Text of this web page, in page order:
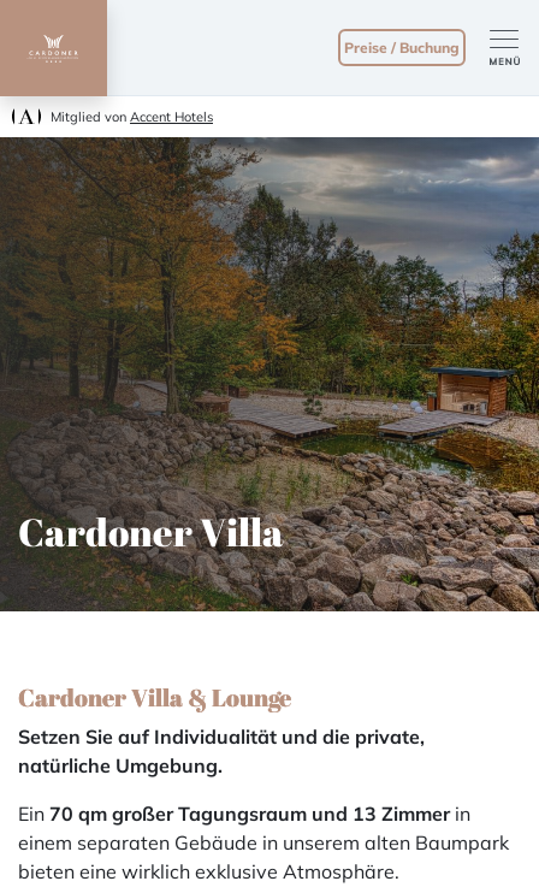
Mitglied von Accent Hotels
Preise / Buchung
Cardoner Villa
Cardoner Villa & Lounge
Setzen Sie auf Individualität und die private,
natürliche Umgebung.
Ein 70 qm großer Tagungsraum und 13 Zimmer in
einem separaten Gebäude in unserem alten Baumpark
bieten eine wirklich exklusive Atmosphäre.